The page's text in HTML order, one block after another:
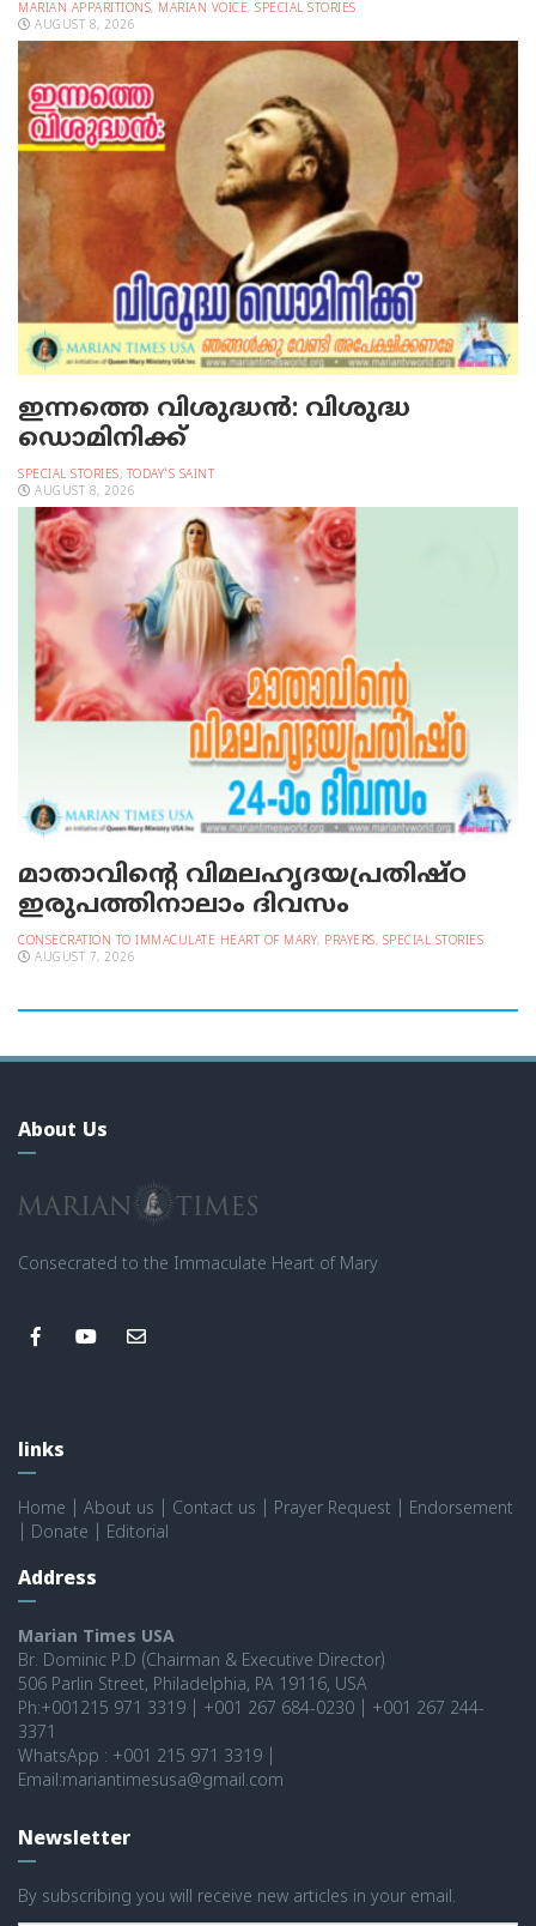
MARIAN APPARITIONS, MARIAN VOICE, SPECIAL STORIES
AUGUST 8, 2026
ഇന്നത്തെ വിശുദ്ധന്‍: വിശുദ്ധ
ഡൊമിനിക്ക്
SPECIAL STORIES, TODAY'S SAINT
AUGUST 8, 2026
മാതാവിന്റെ വിമലഹൃദയപ്രതിഷ്ഠ
ഇരുപത്തിനാലാം ദിവസം
CONSECRATION TO IMMACULATE HEART OF MARY, PRAYERS, SPECIAL STORIES
AUGUST 7, 2026
About Us
Consecrated to the Immaculate Heart of Mary
links
Home About us Contact us Prayer Request
Endorsement
Donate Editorial
Address
Marian Times USA
Br. Dominic P.D (Chairman & Executive Director)
506 Parlin Street, Philadelphia, PA 19116, USA
Ph:+001215 971 3319 | +001 267 684-0230 | +001 267 244-
3371
WhatsApp : +001 215 971 3319 |
Email:mariantimesusa@gmail.com
Newsletter
By subscribing you will receive new articles in your email.